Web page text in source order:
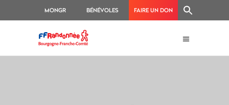
MONGR BÉNÉVOLES FAIRE UN DON